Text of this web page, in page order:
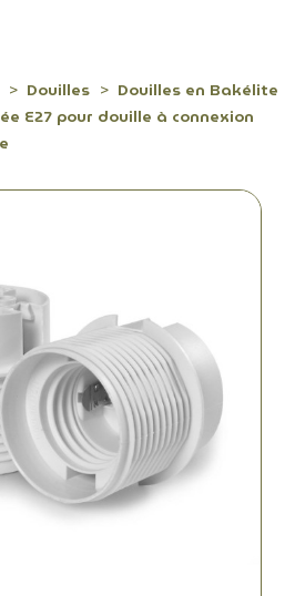
Douilles
Douilles en Bakélite
E27 pour douille à connexion